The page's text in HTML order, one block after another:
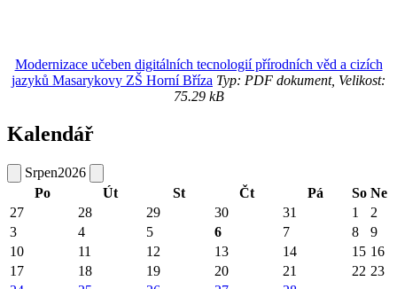
Modernizace učeben digitálních tecnologií přírodních věd a cizích
jazyků Masarykovy ZŠ Horní Bříza Typ: PDF dokument, Velikost:
75.29 kB
Kalendář
Srpen2026
Po
Út St Čt Pá So Ne
27
28 29 30 31 1
2
3
4 5 6 7 8
9
10
11 12 13 14 15 16
17
18 19 20 21 22 23